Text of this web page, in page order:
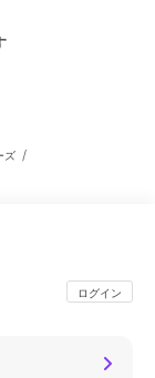
ズ /
ログイン